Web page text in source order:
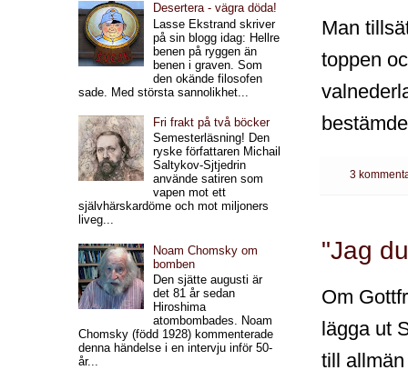
Man
toppen
3
"Jag
Om
lägga ut
till
Desertera - vägra döda!
Lasse Ekstrand skriver
på sin blogg idag: Hellre
benen på ryggen än
benen i graven. Som
den okände filosofen
sade. Med största sannolikhet...
Fri frakt på två böcker
Semesterläsning! Den
ryske författaren Michail
Saltykov-Sjtjedrin
använde satiren som
vapen mot ett
självhärskardöme och mot miljoners
liveg...
Noam Chomsky om
bomben
Den sjätte augusti är
det 81 år sedan
Hiroshima
atombombades. Noam
Chomsky (född 1928) kommenterade
denna händelse i en intervju inför 50-
år...